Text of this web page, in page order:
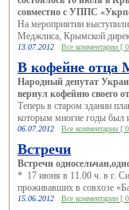
совместно с УППС
На мероприятии
Меджлиса, Крымской
13.07.2012 Все комментарии [
В кофейне отца
Народный депутат
вернул кофейню своего
Теперь в старом здании
которым многие годы был
06.07.2012 Все комментарии [
Встречи
Встречи
* 17 июня в 11.00 ч. в г.
проживавших в совхозе
15.06.2012 Все комментарии [